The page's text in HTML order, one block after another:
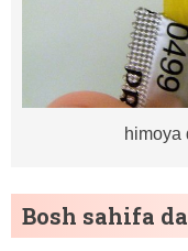
himoya
Bosh sahifa